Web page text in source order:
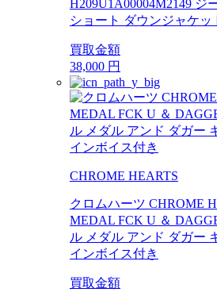
H209U1A00004M2149 ジ
ショート ダウンジャケッ
買取金額
38,000 円
CHROME HEARTS
クロムハーツ CHROME
MEDAL FCK U ＆
ル メダル アンド ダガー
インボイス付き
買取金額